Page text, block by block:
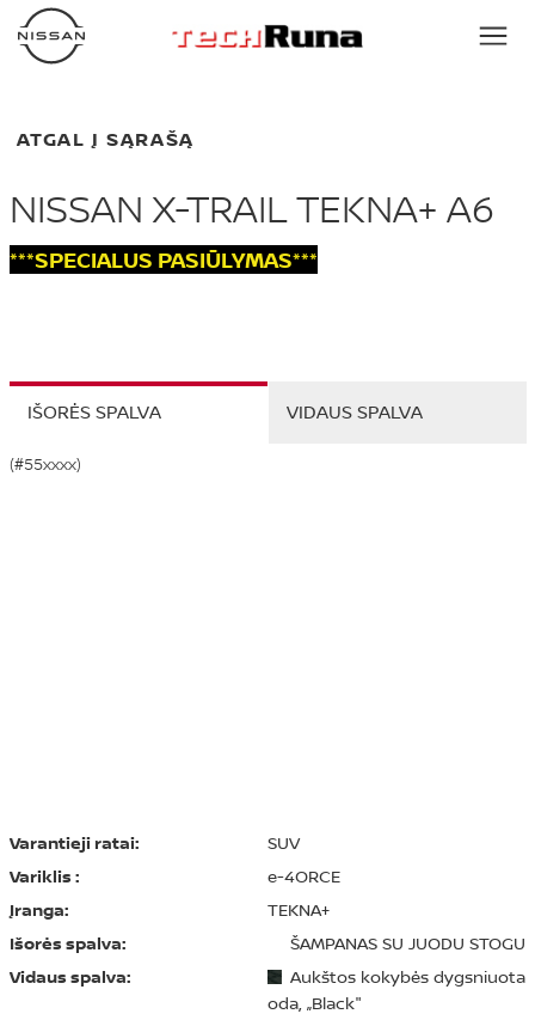
ATGAL Į SĄRAŠĄ
NISSAN X-TRAIL TEKNA+ A6
***SPECIALUS PASIŪLYMAS***
(#55xxxx)
IŠORĖS SPALVA VIDAUS SPALVA
Varantieji ratai:
SUV
Variklis :
e-4ORCE
Įranga:
TEKNA+
Išorės spalva:
ŠAMPANAS SU JUODU STOGU
Vidaus spalva:
Aukštos kokybės dygsniuota
oda, „Black"